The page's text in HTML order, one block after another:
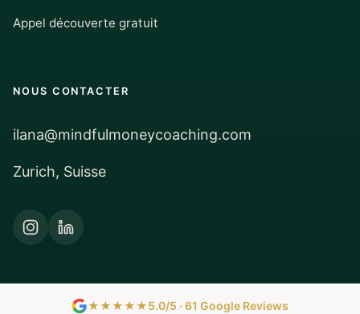
Appel découverte gratuit
NOUS CONTACTER
ilana@mindfulmoneycoaching.com
Zurich, Suisse
★★★★★5.0/5 · 61 Google Reviews